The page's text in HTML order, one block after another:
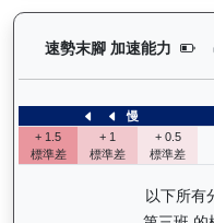
速勢末腳 加速能力
慢
+ 1.5
標準差
+ 1
標準差
+ 0.5
標準差
以下所有